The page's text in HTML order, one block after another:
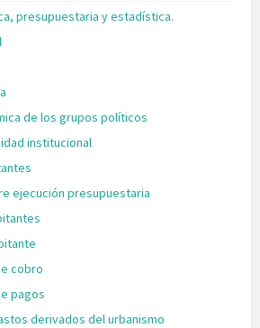
presupuestaria y estadística.
de los grupos políticos
institucional
ejecución presupuestaria
cobro
pagos
derivados del urbanismo